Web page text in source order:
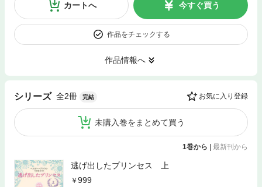
カートへ 今すぐ買う
作品をチェックする
作品情報へ
シリーズ 全2冊 完結 お気に入り登録
未購入巻をまとめて買う
1巻から 最新刊から
逃げ出したプリンセス 上
999